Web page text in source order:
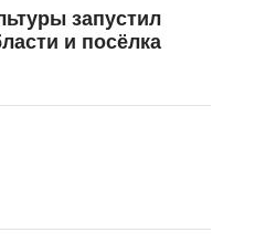
запустил
и посёлка